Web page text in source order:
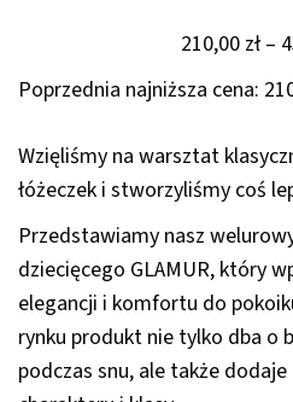
210,00 zł –
Poprzednia najniższa cena:
Wzięliśmy na warsztat
łóżeczek i stworzyliśmy coś
Przedstawiamy nasz
dziecięcego GLAMUR, który
elegancji i komfortu do
rynku produkt nie tylko dba o
podczas snu, ale także